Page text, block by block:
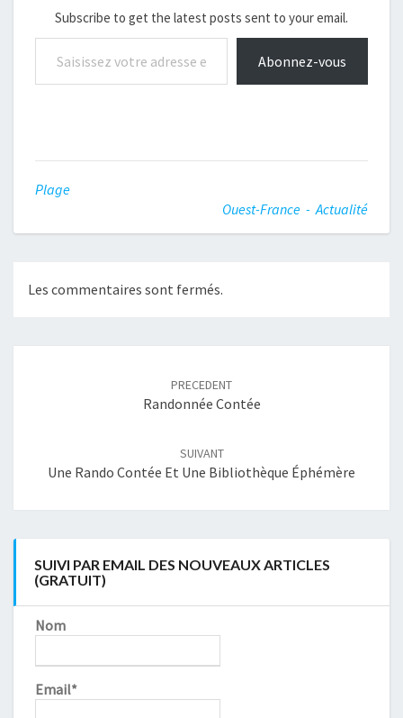
Subscribe to get the latest posts sent to your email.
Saisissez votre adresse e-mail…
Abonnez-vous
Plage
Ouest-France - Actualité
Les commentaires sont fermés.
PRECEDENT
Randonnée Contée
SUIVANT
Une Rando Contée Et Une Bibliothèque Éphémère
SUIVI PAR EMAIL DES NOUVEAUX ARTICLES
(GRATUIT)
Nom
Email*